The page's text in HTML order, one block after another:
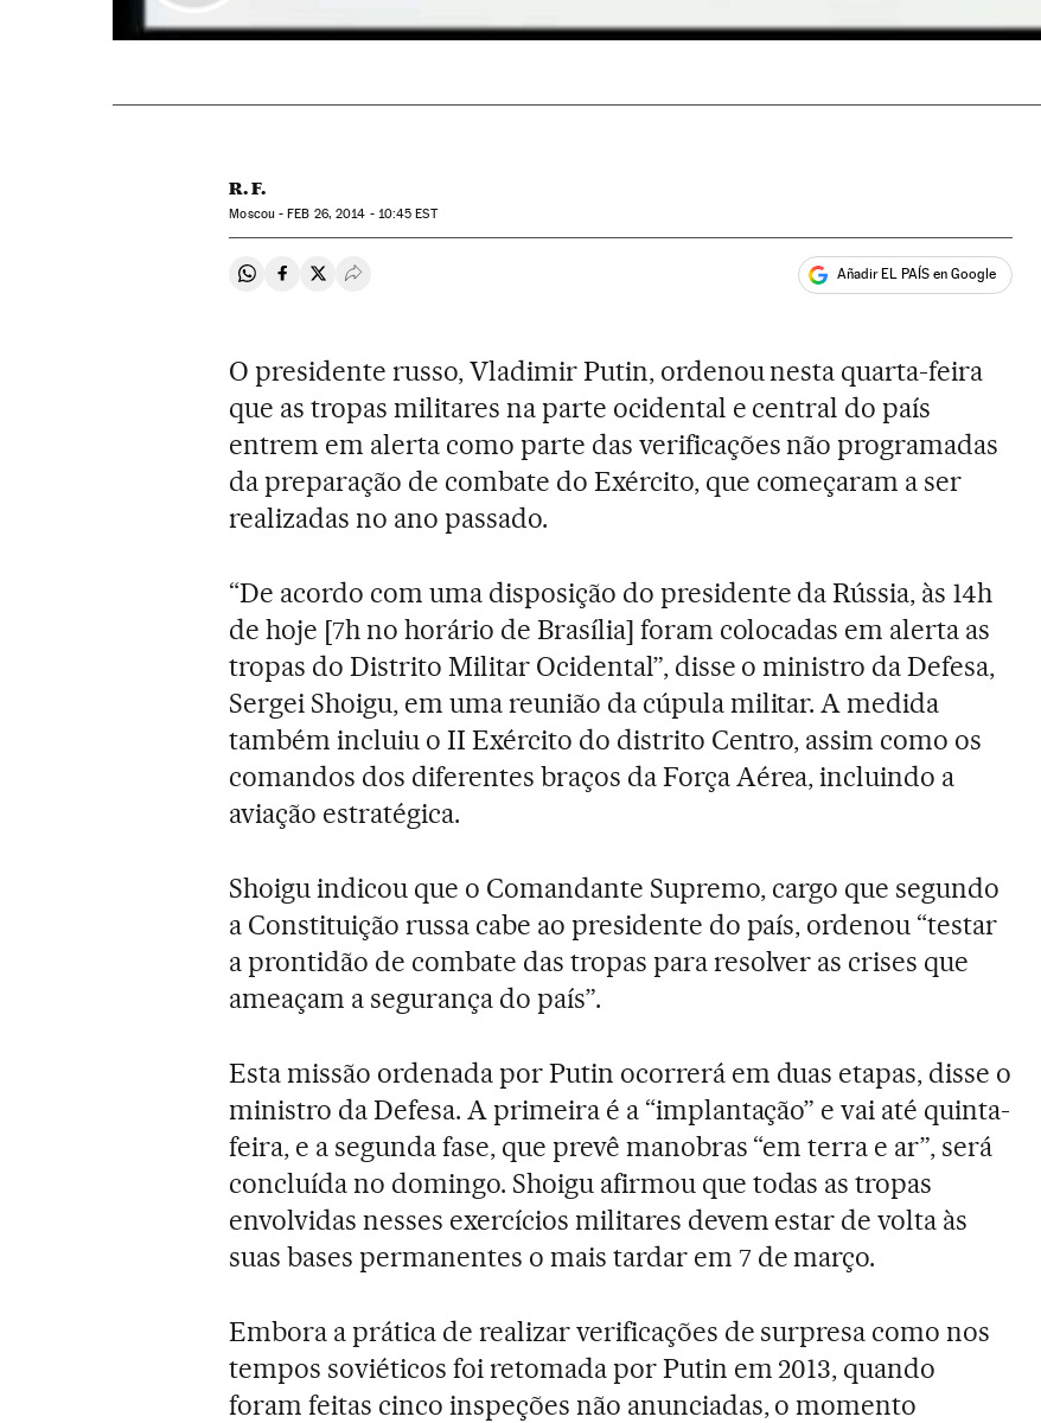
R. F.
Moscou -FEB 26, 2014 - 10:45 EST
Compartir en Whatsapp
Compartir en Facebook
Compartir en Twitter
Desplegar Redes Sociales Añadir EL PAÍS en Google
O presidente russo, Vladimir Putin, ordenou nesta quarta-feira
que as tropas militares na parte ocidental e central do país
entrem em alerta como parte das verificações não programadas
da preparação de combate do Exército, que começaram a ser
realizadas no ano passado.
“De acordo com uma disposição do presidente da Rússia, às 14h
de hoje [7h no horário de Brasília] foram colocadas em alerta as
tropas do Distrito Militar Ocidental”, disse o ministro da Defesa,
Sergei Shoigu, em uma reunião da cúpula militar. A medida
também incluiu o II Exército do distrito Centro, assim como os
comandos dos diferentes braços da Força Aérea, incluindo a
aviação estratégica.
Shoigu indicou que o Comandante Supremo, cargo que segundo
a Constituição russa cabe ao presidente do país, ordenou “testar
a prontidão de combate das tropas para resolver as crises que
ameaçam a segurança do país”.
Esta missão ordenada por Putin ocorrerá em duas etapas, disse o
ministro da Defesa. A primeira é a “implantação” e vai até quinta-
feira, e a segunda fase, que prevê manobras “em terra e ar”, será
concluída no domingo. Shoigu afirmou que todas as tropas
envolvidas nesses exercícios militares devem estar de volta às
suas bases permanentes o mais tardar em 7 de março.
Embora a prática de realizar verificações de surpresa como nos
tempos soviéticos foi retomada por Putin em 2013, quando
foram feitas cinco inspeções não anunciadas, o momento